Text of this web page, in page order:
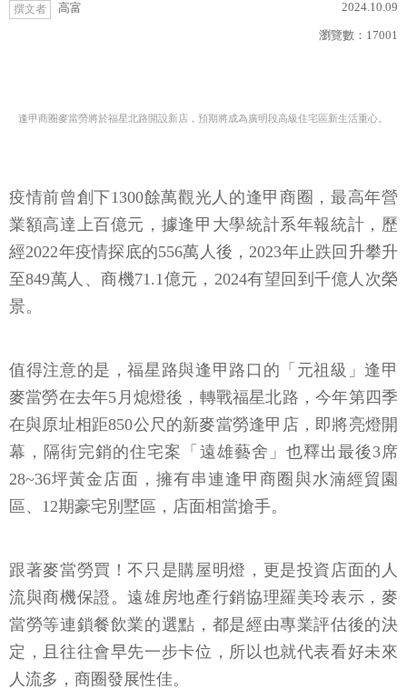
撰文者 高富 2024.10.09
瀏覽數： 17001
逢甲商圈麥當勞將於福星北路開設新店，預期將成為廣明段高級住宅區新生活重心。
疫情前曾創下1300餘萬觀光人的逢甲商圈，最高年營
業額高達上百億元，據逢甲大學統計系年報統計，歷
經2022年疫情探底的556萬人後，2023年止跌回升攀升
至849萬人、商機71.1億元，2024有望回到千億人次榮
景。
值得注意的是，福星路與逢甲路口的「元祖級」逢甲
麥當勞在去年5月熄燈後，轉戰福星北路，今年第四季
在與原址相距850公尺的新麥當勞逢甲店，即將亮燈開
幕，隔街完銷的住宅案「遠雄藝舍」也釋出最後3席
28~36坪黃金店面，擁有串連逢甲商圈與水湳經貿園
區、12期豪宅別墅區，店面相當搶手。
跟著麥當勞買！不只是購屋明燈，更是投資店面的人
流與商機保證。遠雄房地產行銷協理羅美玲表示，麥
當勞等連鎖餐飲業的選點，都是經由專業評估後的決
定，且往往會早先一步卡位，所以也就代表看好未來
人流多，商圈發展性佳。